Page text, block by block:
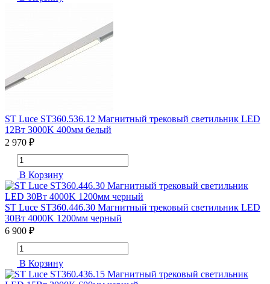
ST Luce ST360.536.12 Магнитный трековый светильник LED
12Вт 3000K 400мм белый
2 970 ₽
В Корзину
ST Luce ST360.446.30 Магнитный трековый светильник LED
30Вт 4000K 1200мм черный
6 900 ₽
В Корзину